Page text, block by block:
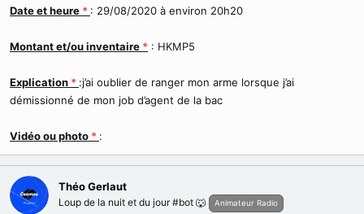
s
s
i
o
Date et heure * : 29/08/2020 à environ 20h20
Montant et/ou inventaire * : HKMP5
Explication * :j’ai oublier de ranger mon arme lorsque j’ai
démissionné de mon job d’agent de la bac
Vidéo ou photo * :
Théo Gerlaut
Loup de la nuit et du jour #bot 🐺 Animateur Radio